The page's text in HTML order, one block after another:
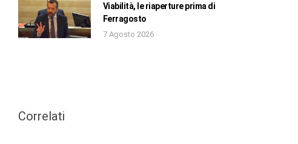
Viabilità, le riaperture prima di
Ferragosto
7 Agosto 2026
Correlati